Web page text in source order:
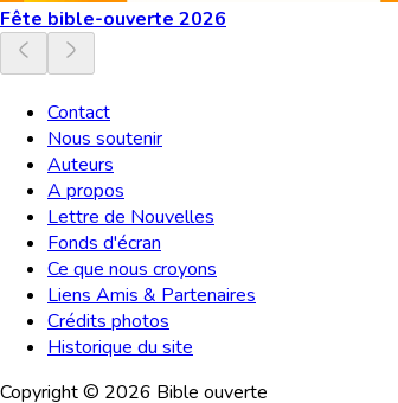
Fête bible-ouverte 2026
Contact
Nous soutenir
Auteurs
A propos
Lettre de Nouvelles
Fonds d'écran
Ce que nous croyons
Liens Amis & Partenaires
Crédits photos
Historique du site
Copyright © 2026 Bible ouverte